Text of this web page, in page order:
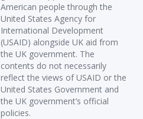
American people through the
United States Agency for
International Development
(USAID) alongside UK aid from
the UK government. The
contents do not necessarily
reflect the views of USAID or the
United States Government and
the UK government’s official
policies.